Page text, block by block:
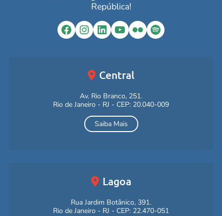
República!
Facebook
Instagram
LinkedIn
YouTube
FlickrSpotify
Central
Av. Rio Branco, 251.
Rio de Janeiro - RJ - CEP: 20.040-009
Saiba Mais
Lagoa
Rua Jardim Botânico, 391.
Rio de Janeiro - RJ - CEP: 22.470-051